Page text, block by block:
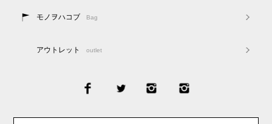
モノヲハコブ Bag
アウトレット outlet